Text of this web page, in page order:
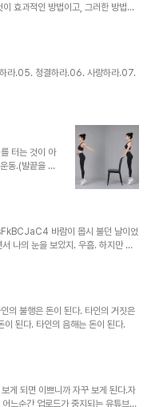
효과적인 방법이고, 그러한 방법이
짓고 즙짜기를 반복하는 인간은 주
라.05. 청결하라.06. 사랑하라.07.
터는 것이 아
동.(발끝을 땅
노년까지 가
부분은 허리를
주는 반복운동
살을 뺄 경우엔
지방이 연소. 2.
노약자를 위한
바람이 몹시 불던 날이었
나의 눈을 보았지. 우흠. 하지만 붙
는 뒷모습 보면서, 두려움도 느꼈지.
갔지만, 내 맘도 편하지는 않았어.
네. 그렇게 나쁘진 않았어. 그녀와 함
었어. 하지만 꼭 그렇진 않아. 너무
의 불행은 돈이 된다. 타인의 거짓은
된다. 타인의 음해는 돈이 된다.
게 되면 이쁘니까 자꾸 보게 된다.자
느순간 업로드가 중지되는 유튜브